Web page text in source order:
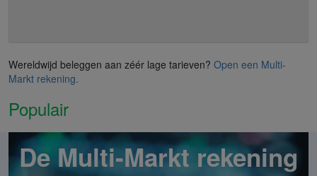
Wereldwijd beleggen aan zéér lage tarieven? Open een Multi-
Markt rekening.
Populair
De Multi-Markt rekening